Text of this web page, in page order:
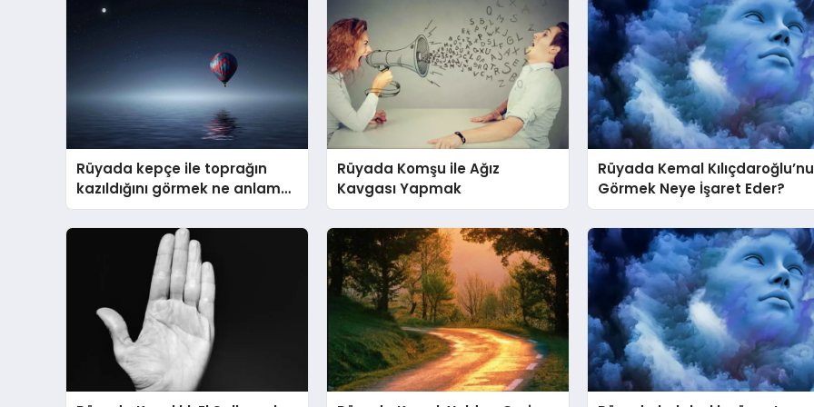
Rüyada kepçe ile toprağın
kazıldığını görmek ne anlama
gelir
Rüyada Komşu ile Ağız
Kavgası Yapmak
Rüyada Kemal Kılıçdaroğlu’nu
Görmek Neye İşaret Eder?